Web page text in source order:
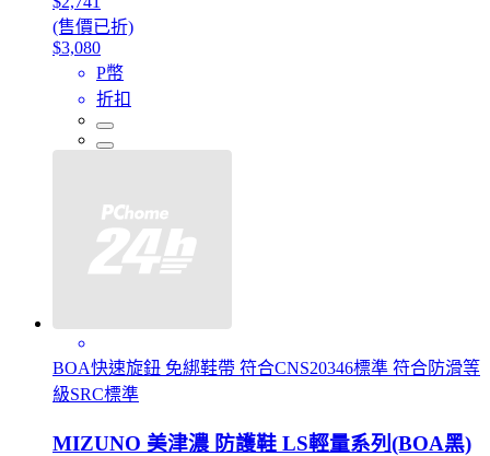
(售價已折)
$3,080
P幣
折扣
BOA快速旋鈕 免綁鞋帶 符合CNS20346標準 符合防滑等
級SRC標準
MIZUNO 美津濃 防護鞋 LS輕量系列(BOA黑)